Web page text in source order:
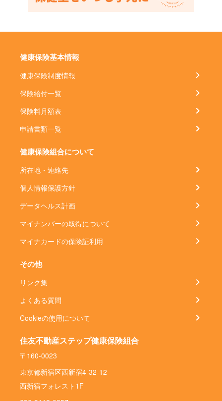
健康保険基本情報
健康保険制度情報
保険給付一覧
保険料月額表
申請書類一覧
健康保険組合について
所在地・連絡先
個人情報保護方針
データヘルス計画
マイナンバーの取得について
マイナカードの保険証利用
その他
リンク集
よくある質問
Cookieの使用について
住友不動産ステップ健康保険組合
〒160-0023
東京都新宿区西新宿4-32-12
西新宿フォレスト1F